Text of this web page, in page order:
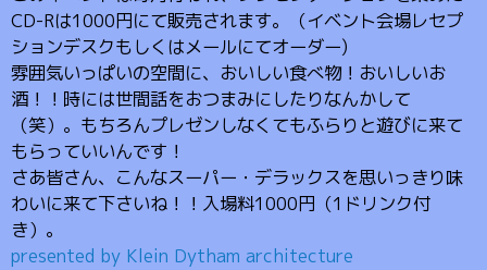
CD-Rは1000円にて販売されます。（イベント会場レセプ
ションデスクもしくはメールにてオーダー)
雰囲気いっぱいの空間に、おいしい食べ物！おいしいお
酒！！時には世間話をおつまみにしたりなんかして
（笑）。もちろんプレゼンしなくてもふらりと遊びに来て
もらっていいんです！
さあ皆さん、こんなスーパー・デラックスを思いっきり味
わいに来て下さいね！！入場料1000円（1ドリンク付
き）。
presented by Klein Dytham architecture